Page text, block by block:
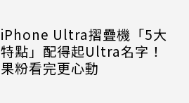
iPhone Ultra摺疊機「5大
特點」配得起Ultra名字！
果粉看完更心動